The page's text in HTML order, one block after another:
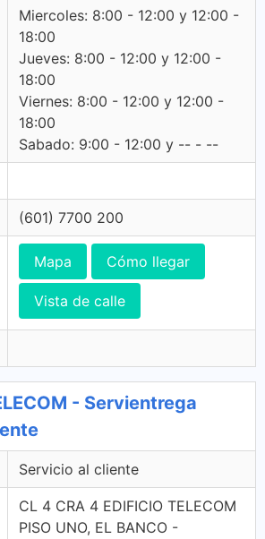
Miercoles: 8:00 - 12:00 y 12:00 -
18:00
Jueves: 8:00 - 12:00 y 12:00 -
18:00
Viernes: 8:00 - 12:00 y 12:00 -
18:00
Sabado: 9:00 - 12:00 y -- - --
(601) 7700 200
Mapa Cómo llegar
Vista de calle
- Servientrega
Servicio al cliente
CL 4 CRA 4 EDIFICIO TELECOM
PISO UNO, EL BANCO -